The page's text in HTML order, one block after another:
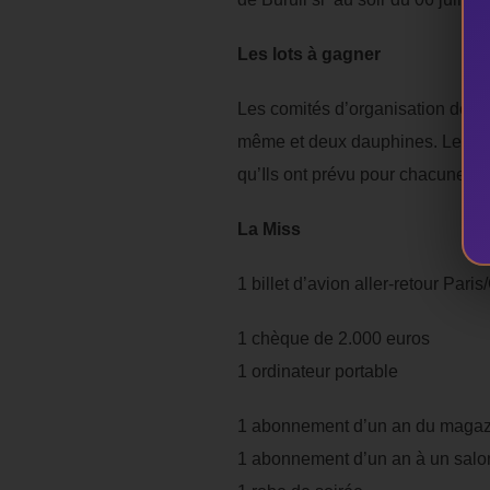
Les lots à gagner
Les comités d’organisation de
même et deux dauphines. Les
qu’Ils ont prévu pour chacune
La Miss
1 billet d’avion aller-retour
1 chèque de 2.000 euros
1 ordinateur portable
1 abonnement d’un an du
1 abonnement d’un an à un